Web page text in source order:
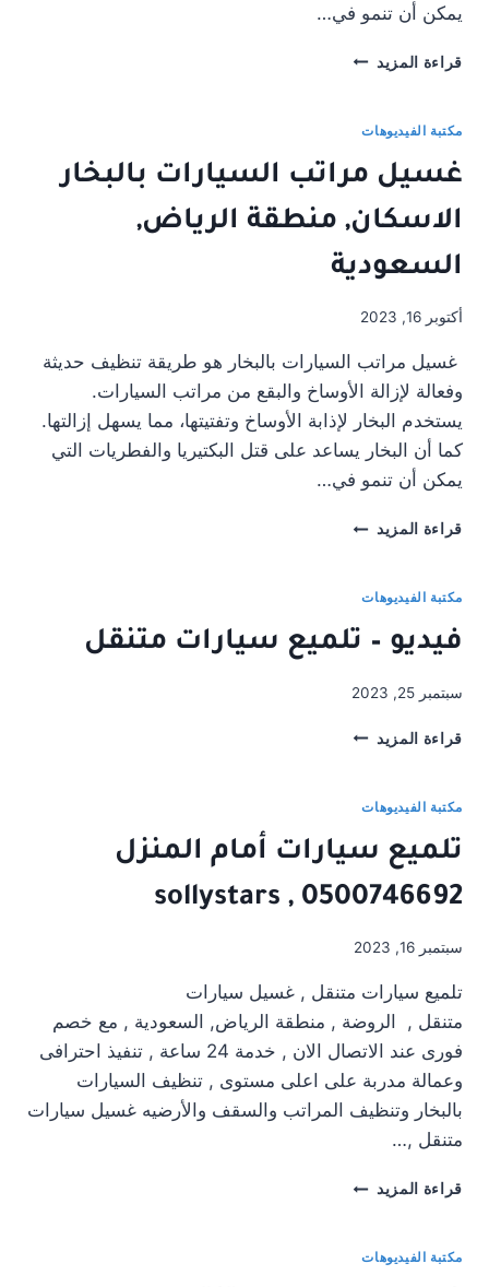
يمكن أن تنمو في…
قراءة المزيد غسيل
بالبخارمكتبة الفيديوهات
غسيل مراتب السيارات بالبخار
الاسكان, منطقة الرياض,
السعودية
أكتوبر 16, 2023
غسيل مراتب السيارات بالبخار هو طريقة تنظيف حديثة
وفعالة لإزالة الأوساخ والبقع من مراتب السيارات.
يستخدم البخار لإذابة الأوساخ وتفتيتها، مما يسهل إزالتها.
كما أن البخار يساعد على قتل البكتيريا والفطريات التي
يمكن أن تنمو في…
قراءة المزيد غسيل
بالبخار
منطقة
السعودية
مكتبة الفيديوهات
فيديو – تلميع سيارات متنقل
سبتمبر 25, 2023
قراءة المزيد فيديو
سياراتمكتبة الفيديوهات
تلميع سيارات أمام المنزل
0500746692 , sollystars
سبتمبر 16, 2023
تلميع سيارات متنقل , غسيل سيارات
متنقل , الروضة , منطقة الرياض, السعودية , مع خصم
فورى عند الاتصال الان , خدمة 24 ساعة , تنفيذ احترافى
وعمالة مدربة على اعلى مستوى , تنظيف السيارات
بالبخار وتنظيف المراتب والسقف والأرضيه غسيل سيارات
متنقل ,…
قراءة المزيد تلميع
المنزلمكتبة الفيديوهات